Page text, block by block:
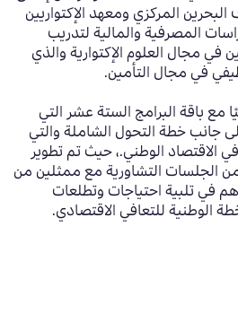
المركزي ومعهد الإكتواريين
المصرفية والمالية لتدريب
مجال العلوم الإكتوارية والذي
في مجال التأمين.
مع باقة البرامج الستة عشر التي
جانب خطة التحول الشاملة والتي
الاقتصاد الوطني.، حيث تم تطوير
الجلسات التشاورية مع ممثلين من
في تلبية احتياجات وتطلعات
الوطنية للتعافي الاقتصادي.